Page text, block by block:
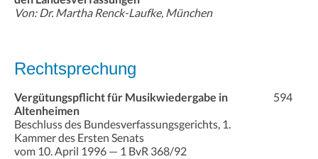
Von: Dr. Martha Renck-Laufke, München
Rechtsprechung
Vergütungspflicht für Musikwiedergabe in
Altenheimen
Beschluss des Bundesverfassungsgerichts, 1.
Kammer des Ersten Senats
vom 10. April 1996 — 1 BvR 368/92
594